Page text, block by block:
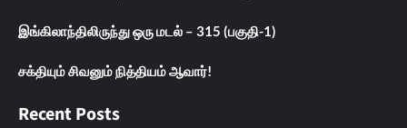
இங்கிலாந்திலிருந்து ஒரு மடல் – 315 (பகுதி-1)
சக்தியும் சிவனும் நித்தியம் ஆவார்!
Recent Posts